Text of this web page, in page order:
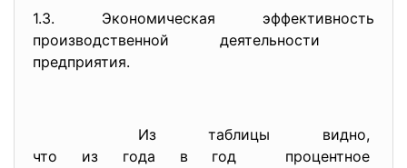
1.3. Экономическая эффективность
производственной деятельности
предприятия.
Из таблицы видно,
что из года в год процентное